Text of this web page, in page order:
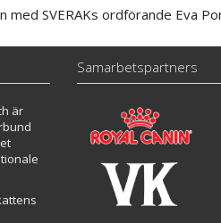
med SVERAKs ordförande Eva
är
Samarbetspartners